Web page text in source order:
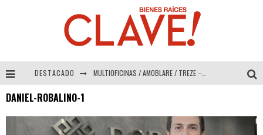
DESTACADO MULTIOFICINAS / AMOBLARE / TREZE – Especial Interiorismo & Decoración 2026
COLINEAL – Especial Interiorismo & Decoración 2026
DANIEL-ROBALINO-1